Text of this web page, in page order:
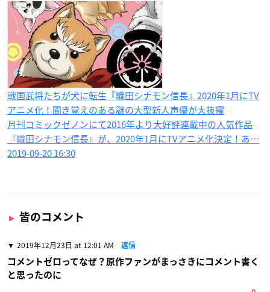
戦国武将たちが犬に転生『織田シナモン信長』2020年1月にTV
アニメ化！聞き覚えのある謎の大型新人声優が大抜擢
月刊コミックゼノンにて2016年より大好評連載中の人気作品
『織田シナモン信長』が、2020年1月にTVアニメ化決定！あ…
2019-09-20 16:30
皆のコメント
2019年12月23日 at 12:01 AM 返信
コメントゼロってなぜ？原作ファンがまっさきにコメント書く
と思ったのに